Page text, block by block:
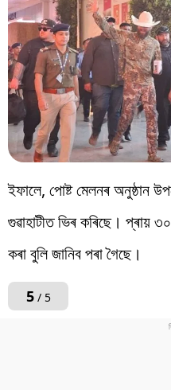
ইফালে, পোষ্ট মেলনৰ অনুষ্ঠান
গুৱাহাটীত ভিৰ কৰিছে। প্ৰায়
কৰা বুলি জানিব পৰা গৈছে।
5/ 5